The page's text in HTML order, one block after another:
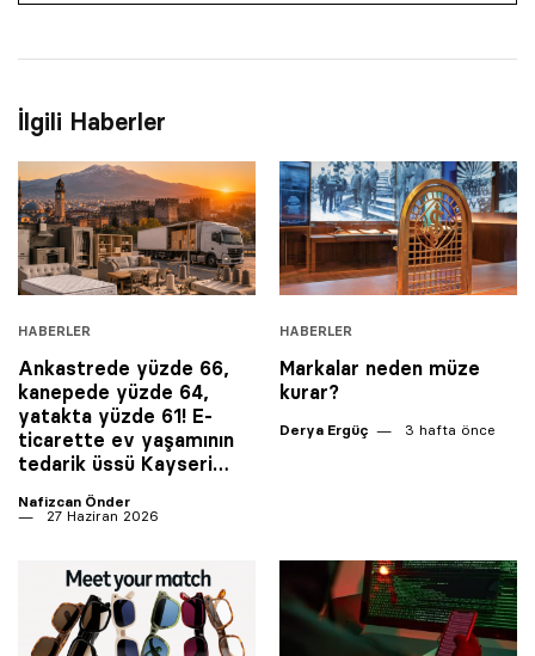
İlgili Haberler
HABERLER
Ankastrede yüzde 66,
kanepede yüzde 64,
yatakta yüzde 61! E-
ticarette ev yaşamının
tedarik üssü Kayseri…
Nafizcan Önder
27 Haziran 2026
HABERLER
Markalar neden müze
kurar?
Derya Ergüç 3 hafta önce